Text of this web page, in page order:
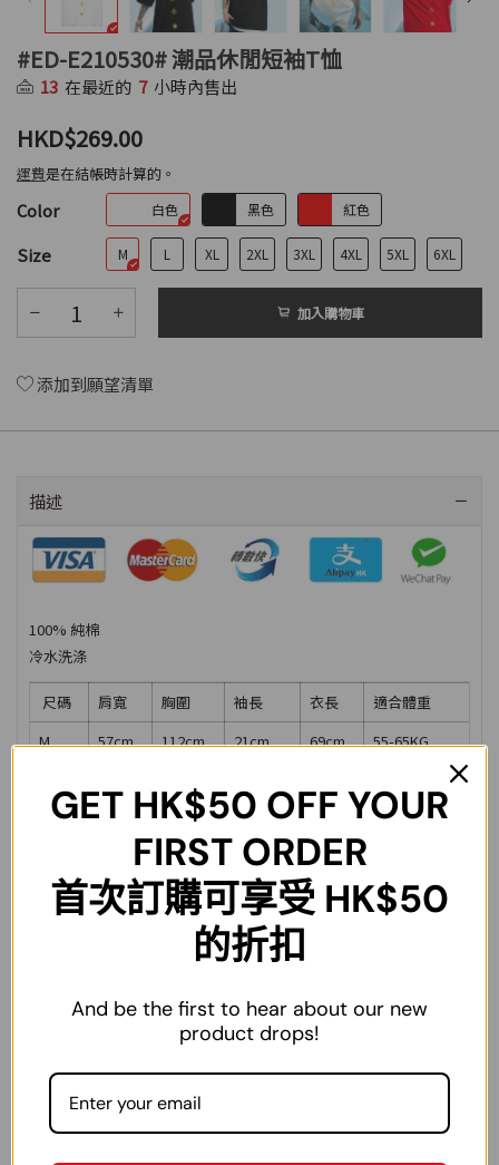
#ED-E210530# 潮品休閒短袖T恤
13 在最近的 7 小時內售出
HKD$269.00
運費是在結帳時計算的。
Color 白色 黑色 紅色
Size M L XL 2XL 3XL 4XL 5XL 6XL
加入購物車
添加到願望清單
描述
100% 純棉
冷水洗涤
尺碼 肩寬 胸圍 袖長 衣長
適合體重
M
57cm 112cm 21cm 69cm
55-65KG
XL
59cm 118cm 22.5 cm 73
70-80KG
122cm 22.5cm 75 cm
3XL
60 cm 126cm 23cm 75 cm
90-100KG
cm 23cm
63 cm 138cm 23.5cm 80cm 120-140KG
GET HK$50 OFF YOUR
FIRST ORDER
首次訂購可享受 HK$50
的折扣
And be the first to hear about our new
product drops!